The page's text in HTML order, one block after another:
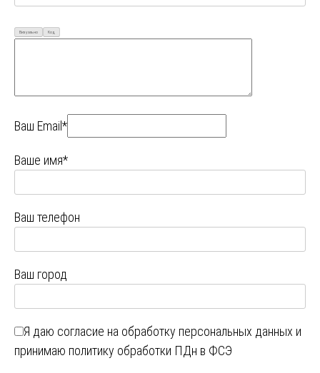
Визуально Код
Ваш Email*
Ваше имя*
Ваш телефон
Ваш город
Я даю согласие на обработку персональных данных и
принимаю политику обработки ПДн в ФСЭ